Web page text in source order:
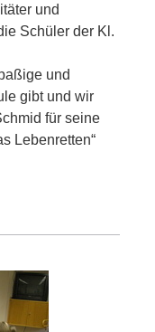
und
Schüler der Kl.
und
gibt und wir
für seine
Lebenretten“